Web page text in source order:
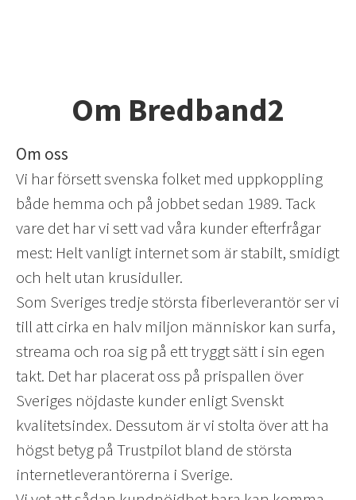
Om Bredband2
Om oss
Vi har försett svenska folket med uppkoppling
både hemma och på jobbet sedan 1989. Tack
vare det har vi sett vad våra kunder efterfrågar
mest: Helt vanligt internet som är stabilt, smidigt
och helt utan krusiduller.
Som Sveriges tredje största fiberleverantör ser vi
till att cirka en halv miljon människor kan surfa,
streama och roa sig på ett tryggt sätt i sin egen
takt. Det har placerat oss på prispallen över
Sveriges nöjdaste kunder enligt Svenskt
kvalitetsindex. Dessutom är vi stolta över att ha
högst betyg på Trustpilot bland de största
internetleverantörerna i Sverige.